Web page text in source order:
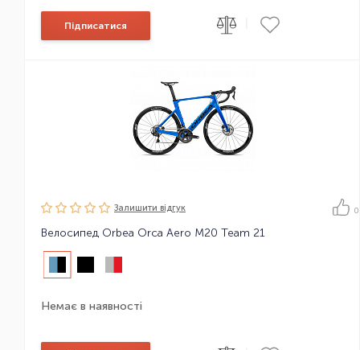
Підписатися
Залишити вiдгук 0
Велосипед Orbea Orca Aero M20 Team 21
Немає в наявності